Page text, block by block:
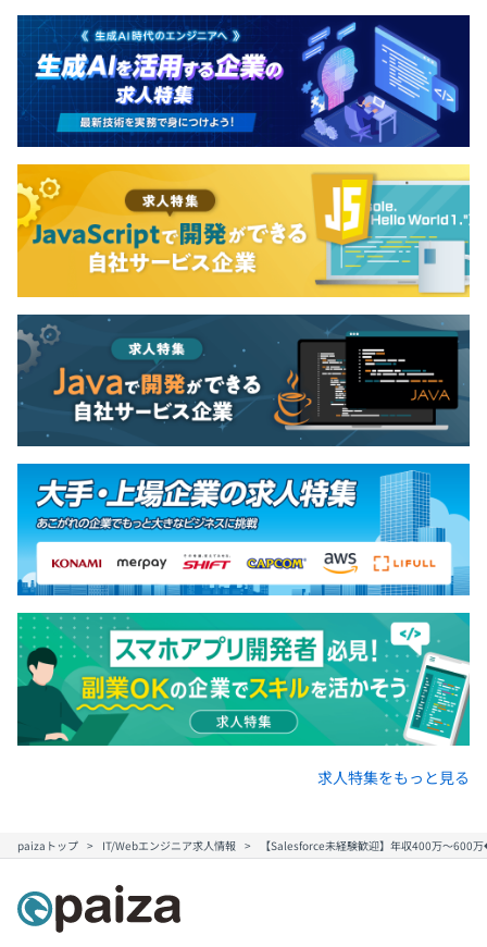
求人特集をもっと見る
paizaトップ IT/Webエンジニア求人情報 【Salesforce未経験歓迎】年収400万〜600